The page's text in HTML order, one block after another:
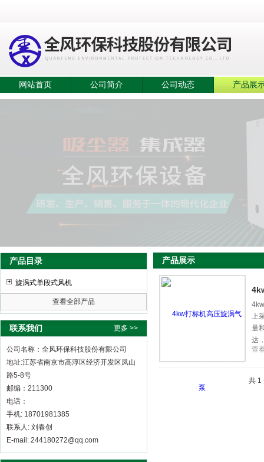
网站首页 公司简介 公司动态 产品展
产品目录
旋涡式单段式风机
查看全部产品
联系我们 更多 >>
公司名称：全风环保科技股份有限公司
地址:江苏省南京市高淳区经济开发区凤山
路5-8号
邮编：211300
电话：
手机: 18701981385
联系人: 刘春创
E-mail: 244180272@qq.com
产品展示
上
量
达
查
共 1